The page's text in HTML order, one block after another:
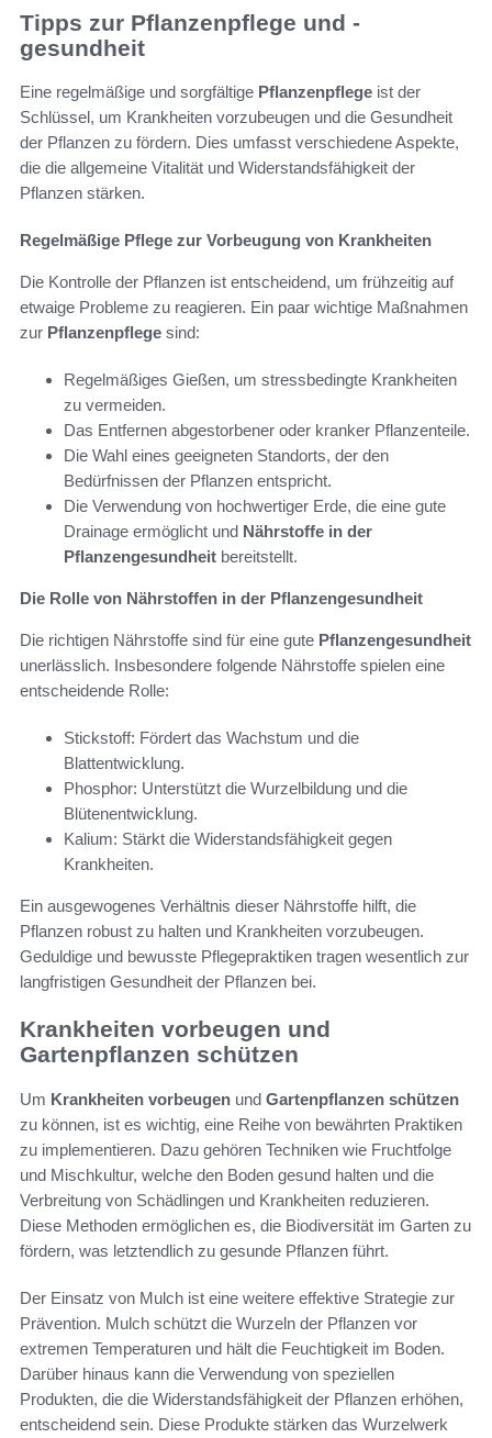
Tipps zur Pflanzenpflege und -
gesundheit
Eine regelmäßige und sorgfältige Pflanzenpflege ist der
Schlüssel, um Krankheiten vorzubeugen und die Gesundheit
der Pflanzen zu fördern. Dies umfasst verschiedene Aspekte,
die die allgemeine Vitalität und Widerstandsfähigkeit der
Pflanzen stärken.
Regelmäßige Pflege zur Vorbeugung von Krankheiten
Die Kontrolle der Pflanzen ist entscheidend, um frühzeitig auf
etwaige Probleme zu reagieren. Ein paar wichtige Maßnahmen
zur Pflanzenpflege sind:
Regelmäßiges Gießen, um stressbedingte Krankheiten
zu vermeiden.
Das Entfernen abgestorbener oder kranker Pflanzenteile.
Die Wahl eines geeigneten Standorts, der den
Bedürfnissen der Pflanzen entspricht.
Die Verwendung von hochwertiger Erde, die eine gute
Drainage ermöglicht und Nährstoffe in der
Pflanzengesundheit bereitstellt.
Die Rolle von Nährstoffen in der Pflanzengesundheit
Die richtigen Nährstoffe sind für eine gute Pflanzengesundheit
unerlässlich. Insbesondere folgende Nährstoffe spielen eine
entscheidende Rolle:
Stickstoff: Fördert das Wachstum und die
Blattentwicklung.
Phosphor: Unterstützt die Wurzelbildung und die
Blütenentwicklung.
Kalium: Stärkt die Widerstandsfähigkeit gegen
Krankheiten.
Ein ausgewogenes Verhältnis dieser Nährstoffe hilft, die
Pflanzen robust zu halten und Krankheiten vorzubeugen.
Geduldige und bewusste Pflegepraktiken tragen wesentlich zur
langfristigen Gesundheit der Pflanzen bei.
Krankheiten vorbeugen und
Gartenpflanzen schützen
Um Krankheiten vorbeugen und Gartenpflanzen schützen
zu können, ist es wichtig, eine Reihe von bewährten Praktiken
zu implementieren. Dazu gehören Techniken wie Fruchtfolge
und Mischkultur, welche den Boden gesund halten und die
Verbreitung von Schädlingen und Krankheiten reduzieren.
Diese Methoden ermöglichen es, die Biodiversität im Garten zu
fördern, was letztendlich zu gesunde Pflanzen führt.
Der Einsatz von Mulch ist eine weitere effektive Strategie zur
Prävention. Mulch schützt die Wurzeln der Pflanzen vor
extremen Temperaturen und hält die Feuchtigkeit im Boden.
Darüber hinaus kann die Verwendung von speziellen
Produkten, die die Widerstandsfähigkeit der Pflanzen erhöhen,
entscheidend sein. Diese Produkte stärken das Wurzelwerk